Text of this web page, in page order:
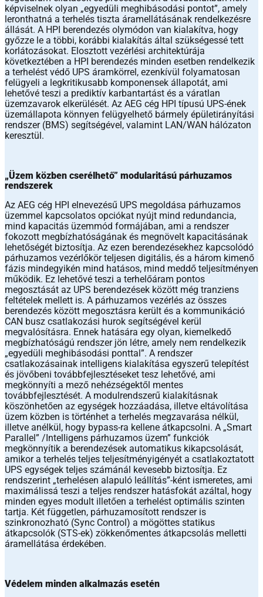
képviselnek olyan „egyedüli meghibásodási pontot”, amely
leronthatná a terhelés tiszta áramellátásának rendelkezésre
állását. A HPI berendezés olymódon van kialakítva, hogy
győzze le a többi, korábbi kialakítás által szükségessé tett
korlátozásokat. Elosztott vezérlési architektúrája
következtében a HPI berendezés minden esetben rendelkezik
a terhelést védő UPS áramkörrel, ezenkívül folyamatosan
felügyeli a legkritikusabb komponensek állapotát, ami
lehetővé teszi a prediktív karbantartást és a váratlan
üzemzavarok elkerülését. Az AEG cég HPI típusú UPS-ének
üzemállapota könnyen felügyelhető bármely épületirányítási
rendszer (BMS) segítségével, valamint LAN/WAN hálózaton
keresztül.
„Üzem közben cserélhető” modularitású párhuzamos
rendszerek
Az AEG cég HPI elnevezésű UPS megoldása párhuzamos
üzemmel kapcsolatos opciókat nyújt mind redundancia,
mind kapacitás üzemmód formájában, ami a rendszer
fokozott megbízhatóságának és megnövelt kapacitásának
lehetőségét biztosítja. Az ezen berendezésekhez kapcsolódó
párhuzamos vezérlőkör teljesen digitális, és a három kimenő
fázis mindegyikén mind hatásos, mind meddő teljesítményen
működik. Ez lehetővé teszi a terhelőáram pontos
megosztását az UPS berendezések között még tranziens
feltételek mellett is. A párhuzamos vezérlés az összes
berendezés között megosztásra került és a kommunikáció
CAN busz csatlakozási hurok segítségével kerül
megvalósításra. Ennek hatására egy olyan, kiemelkedő
megbízhatóságú rendszer jön létre, amely nem rendelkezik
„egyedüli meghibásodási ponttal”. A rendszer
csatlakozásainak intelligens kialakítása egyszerű telepítést
és jövőbeni továbbfejlesztéseket tesz lehetővé, ami
megkönnyíti a mező nehézségektől mentes
továbbfejlesztését. A modulrendszerű kialakításnak
köszönhetően az egységek hozzáadása, illetve eltávolítása
üzem közben is történhet a terhelés megzavarása nélkül,
illetve anélkül, hogy bypass-ra kellene átkapcsolni. A „Smart
Parallel” /Intelligens párhuzamos üzem” funkciók
megkönnyítik a berendezések automatikus kikapcsolását,
amikor a terhelés teljes teljesítményigényét a csatlakoztatott
UPS egységek teljes számánál kevesebb biztosítja. Ez
rendszerint „terhelésen alapuló leállítás”-ként ismeretes, ami
maximálissá teszi a teljes rendszer hatásfokát azáltal, hogy
minden egyes modult illetően a terhelést optimális szinten
tartja. Két független, párhuzamosított rendszer is
szinkronozható (Sync Control) a mögöttes statikus
átkapcsolók (STS-ek) zökkenőmentes átkapcsolás melletti
áramellátása érdekében.
Védelem minden alkalmazás esetén